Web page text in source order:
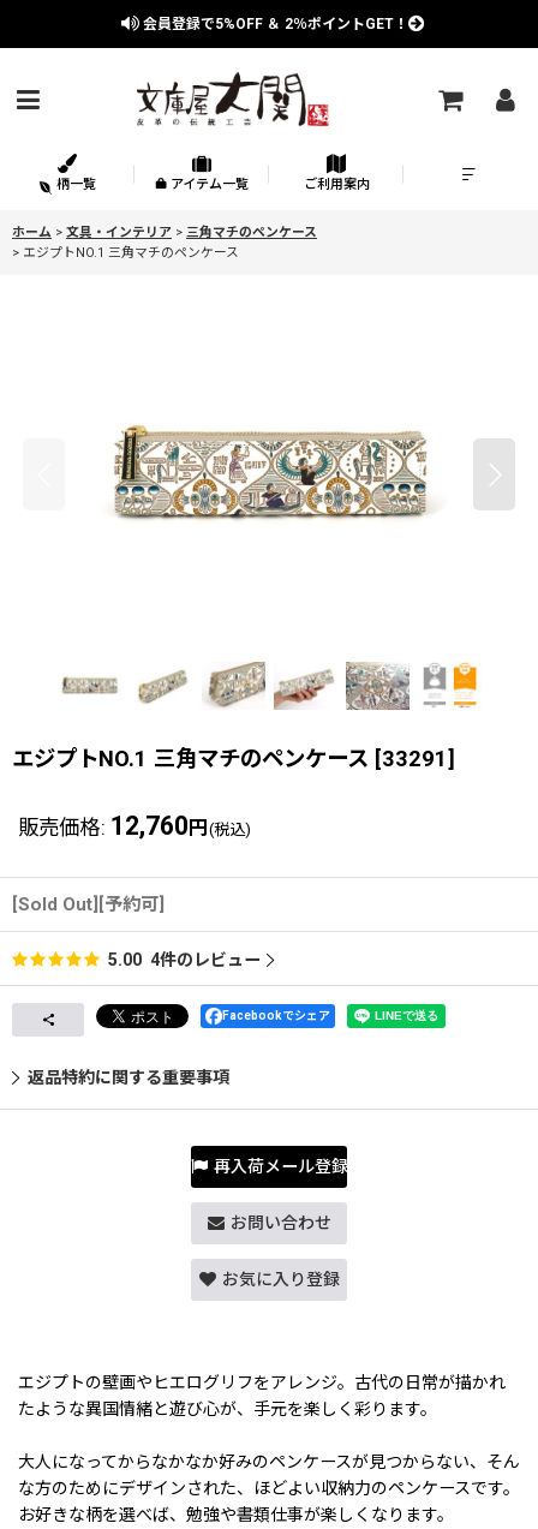
会員登録で5%OFF ＆ 2％ポイントGET！
柄一覧 アイテム一覧 ご利用案内
ホーム > 文具・インテリア > 三角マチのペンケース
> エジプトNO.1 三角マチのペンケース
エジプトNO.1 三角マチのペンケース [33291]
販売価格: 12,760 円 (税込)
[Sold Out][予約可]
5.00 4件のレビュー
Facebookでシェア
返品特約に関する重要事項
再入荷メール登録
お問い合わせ
お気に入り登録
エジプトの壁画やヒエログリフをアレンジ。古代の日常が描かれ
たような異国情緒と遊び心が、手元を楽しく彩ります。
大人になってからなかなか好みのペンケースが見つからない、そん
な方のためにデザインされた、ほどよい収納力のペンケースです。
お好きな柄を選べば、勉強や書類仕事が楽しくなります。